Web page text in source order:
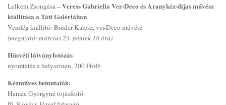
Lelkem Zsongása –Veress Gabriella Ver-Deco és Aranykéz-díjas művész
kiállítása a Táti Galériában
Vendég kiállító: Bruder Karesz, ver-Deco művész
(megnyitó: március 23. péntek 18 óra)
Húsvéti látványfotózás
nyomtatás a helyszínen, 200 Ft/db
Kézműves bemutatók:
Hamza Györgyné tojásfestő